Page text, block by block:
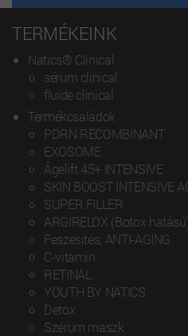
TERMÉKEINK
Natics® Clinical
sérum clinical
fluide clinical
Termékcsaládok
PDRN RECOMBINANT
EXOSOME
Âgelift 45+ INTENSIVE
SKIN BOOST INTENSIVE
SUPER FILLER
ARGIRELOX (Botox
Feszesítés, ANTI-AGING
C-vitamin
RETINAL
YOUTH BY NATICS
Detox
Szérum maszk